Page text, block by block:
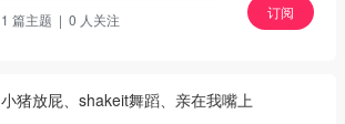
1 篇主题 | 0 人关注 订阅
小猪放屁、shakeit舞蹈、亲在我嘴上